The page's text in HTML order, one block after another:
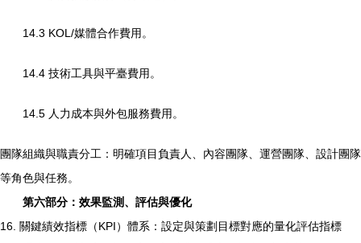
14.3 KOL/媒體合作費用。
14.4 技術工具與平臺費用。
14.5 人力成本與外包服務費用。
團隊組織與職責分工：明確項目負責人、內容團隊、運營團隊、設計團隊
等角色與任務。
第六部分：效果監測、評估與優化
16. 關鍵績效指標（KPI）體系：設定與策劃目標對應的量化評估指標